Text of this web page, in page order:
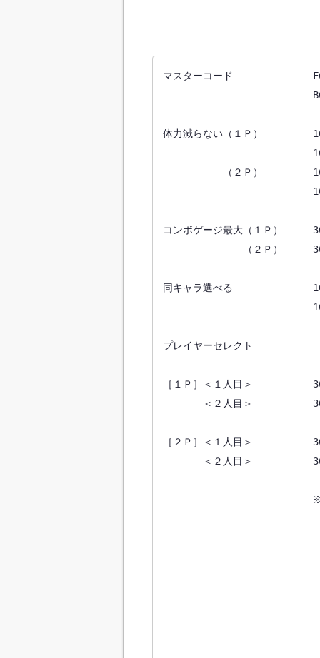
マスターコード　　　　　　　　
B6000B00
体力減らない（１Ｐ）　　　　　
160F421A
（２Ｐ）　　　　　
160F461A
コンボゲージ最大（１Ｐ）　　　
（２Ｐ）　　　
同キャラ選べる　　　　　　　　
1601E36E
プレイヤーセレクト
［１Ｐ］＜１人目＞　　　　　
＜２人目＞　　　　　　
［２Ｐ］＜１人目＞　　　　　
＜２人目＞　　　　　　
※xxの
00=ウルヴ
02=サイク
04=スト
06=ロ
08=ガン
0A=セイバ
0C=ジャガ
0E=マグニ